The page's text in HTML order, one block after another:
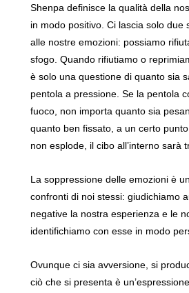
Shenpa definisce la qualità della
in modo positivo. Ci lascia solo due
alle nostre emozioni: possiamo
sfogo. Quando rifiutiamo o
è solo una questione di quanto sia
pentola a pressione. Se la pentola
fuoco, non importa quanto sia
quanto ben fissato, a un certo
non esplode, il cibo all’interno sarà
La soppressione delle emozioni è
confronti di noi stessi: giudichiamo
negative la nostra esperienza e le
identifichiamo con esse in modo
Ovunque ci sia avversione, si
ciò che si presenta è